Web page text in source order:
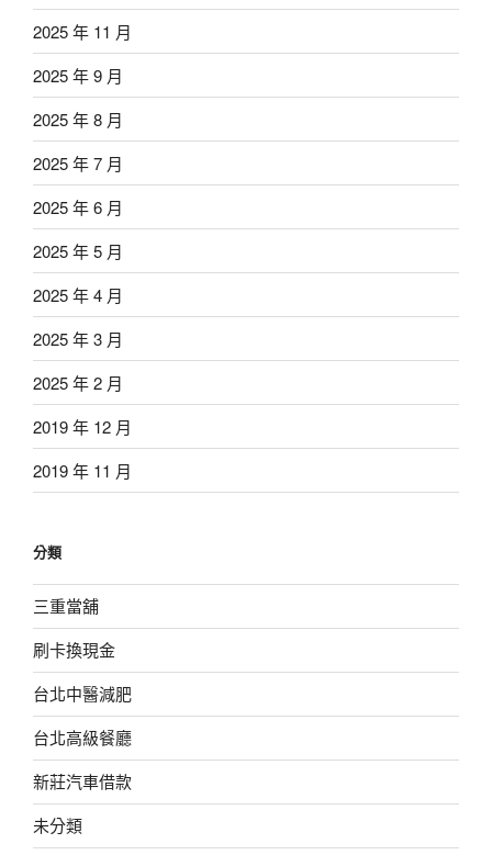
2025 年 11 月
2025 年 9 月
2025 年 8 月
2025 年 7 月
2025 年 6 月
2025 年 5 月
2025 年 4 月
2025 年 3 月
2025 年 2 月
2019 年 12 月
2019 年 11 月
分類
三重當舖
刷卡換現金
台北中醫減肥
台北高級餐廳
新莊汽車借款
未分類